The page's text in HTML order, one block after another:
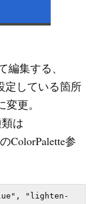
編集する、
定している箇所
更。
は
のColorPalette参
"lighten-